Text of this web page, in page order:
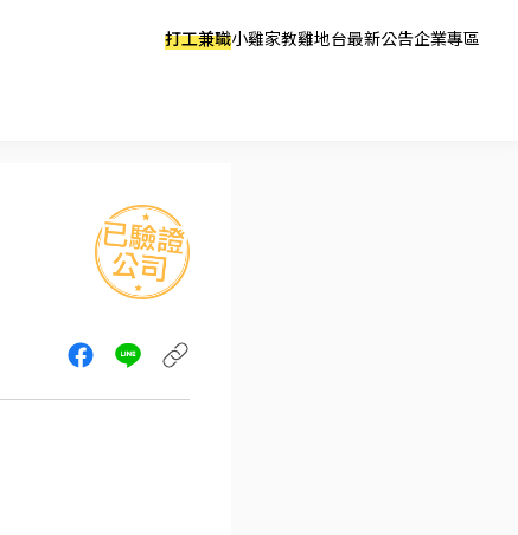
打工兼職小雞家教雞地台最新公告企業專區